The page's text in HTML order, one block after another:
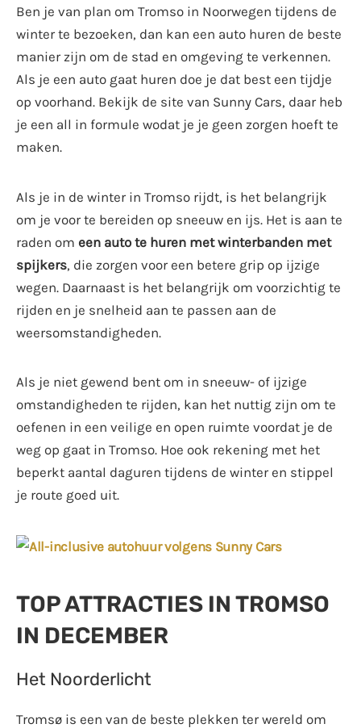
Ben je van plan om Tromso in Noorwegen tijdens de
winter te bezoeken, dan kan een auto huren de beste
manier zijn om de stad en omgeving te verkennen.
Als je een auto gaat huren doe je dat best een tijdje
op voorhand. Bekijk de site van Sunny Cars, daar heb
je een all in formule wodat je je geen zorgen hoeft te
maken.
Als je in de winter in Tromso rijdt, is het belangrijk
om je voor te bereiden op sneeuw en ijs. Het is aan te
raden om een ​​auto te huren met winterbanden met
spijkers, die zorgen voor een betere grip op ijzige
wegen. Daarnaast is het belangrijk om voorzichtig te
rijden en je snelheid aan te passen aan de
weersomstandigheden.
Als je niet gewend bent om in sneeuw- of ijzige
omstandigheden te rijden, kan het nuttig zijn om te
oefenen in een veilige en open ruimte voordat je de
weg op gaat in Tromso. Hoe ook rekening met het
beperkt aantal daguren tijdens de winter en stippel
je route goed uit.
TOP ATTRACTIES IN TROMSO
IN DECEMBER
Het Noorderlicht
Tromsø is een van de beste plekken ter wereld om